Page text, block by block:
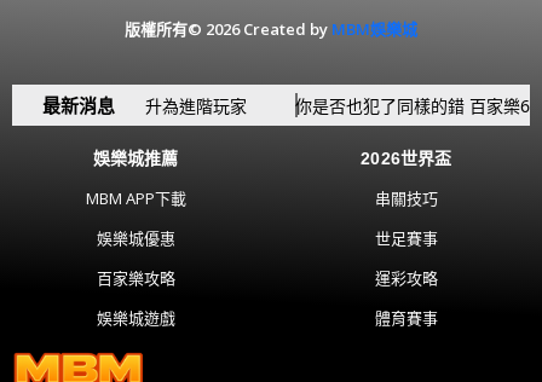
版權所有© 2026 Created by MBM娛樂城
最新消息
你從新手躍升為進階玩家 你是否也犯了同樣的錯 百家樂6個新
娛樂城推薦
MBM APP下載
娛樂城優惠
百家樂攻略
娛樂城遊戲
2026世界盃
串關技巧
世足賽事
運彩攻略
體育賽事